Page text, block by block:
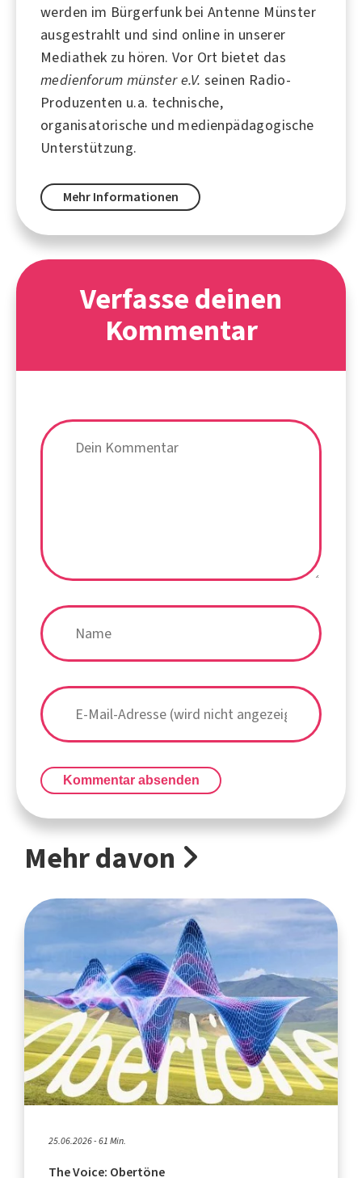
werden im Bürgerfunk bei Antenne Münster
ausgestrahlt und sind online in unserer
Mediathek zu hören. Vor Ort bietet das
medienforum münster e.V. seinen Radio-
Produzenten u.a. technische,
organisatorische und medienpädagogische
Unterstützung.
Mehr Informationen
Verfasse deinen
Kommentar
Kommentar absenden
Mehr davon
25.06.2026 - 61 Min.
The Voice: Obertöne